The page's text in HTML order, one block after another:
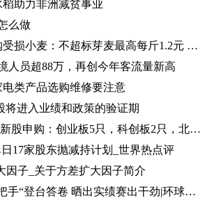
助力非洲减贫事业
么做
河南分类分级收购受损小麦：不超标芽麦最高每斤1.2元 全球最资讯
人员超88万，再创今年客流量新高
类产品选购维修要注意
将进入业绩和政策的验证期
世界热门:新股9只新股申购：创业板5只，科创板2只，北交所2只
17家股东抛减持计划_世界热点评
因子_关于方差扩大因子简介
长治潞城区：”一把手“登台答卷 晒出实绩赛出干劲|环球视点